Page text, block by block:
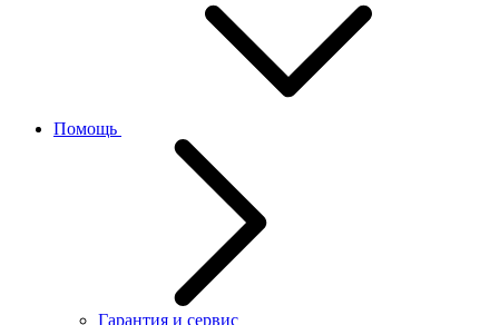
Помощь
Гарантия и сервис